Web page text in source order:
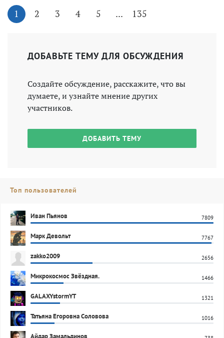
1 2 3 4 5 ... 135
ДОБАВЬТЕ ТЕМУ ДЛЯ ОБСУЖДЕНИЯ
Создайте обсуждение, расскажите, что вы
думаете, и узнайте мнение других
участников.
ДОБАВИТЬ ТЕМУ
Топ пользователей
Иван Пьянов 7809
Марк Девольт 7767
zakko2009 2656
Микрокосмос Звёздная. 1466
GALAXYstormYT 1321
Татьяна Егоровна Соловова 1016
Айдар Замальдинов